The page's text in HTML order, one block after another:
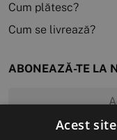
Cum plătesc?
Cum se livrează?
ABONEAZĂ-TE LA
Acest